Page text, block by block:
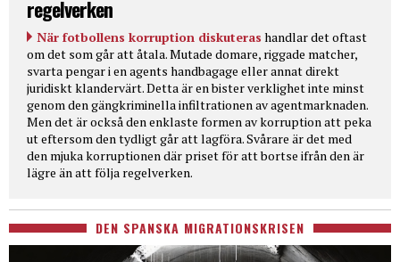
regelverken
När fotbollens korruption diskuteras handlar det oftast
om det som går att åtala. Mutade domare, riggade matcher,
svarta pengar i en agents handbagage eller annat direkt
juridiskt klandervärt. Detta är en bister verklighet inte minst
genom den gängkriminella infiltrationen av agentmarknaden.
Men det är också den enklaste formen av korruption att peka
ut eftersom den tydligt går att lagföra. Svårare är det med
den mjuka korruptionen där priset för att bortse ifrån den är
lägre än att följa regelverken.
DEN SPANSKA MIGRATIONSKRISEN